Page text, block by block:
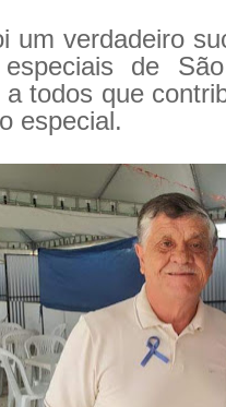
um verdadeiro
especiais de
a todos que
especial.